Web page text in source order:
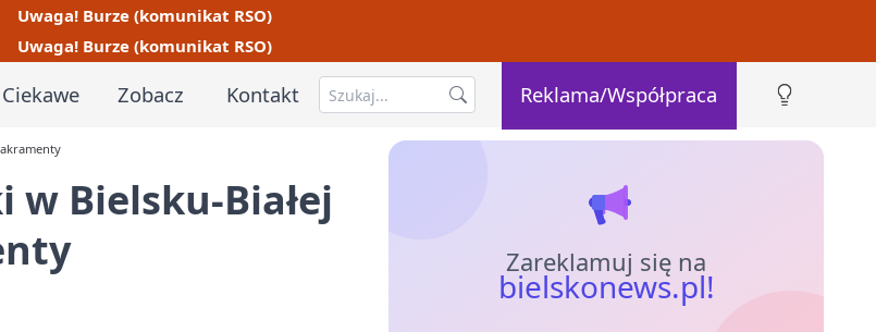
Uwaga! Burze (komunikat RSO)
Uwaga! Burze (komunikat RSO)
Ciekawe Zobacz Kontakt Reklama/Współpraca
w Bielsku-Białej
Zareklamuj się na
bielskonews.pl!